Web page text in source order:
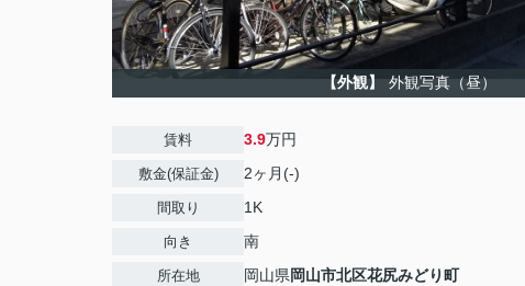
【外観】 外観写真（昼）
賃料 3.9万円
敷金(保証金) 2ヶ月(-)
間取り 1K
向き 南
所在地 岡山県岡山市北区花尻みどり町